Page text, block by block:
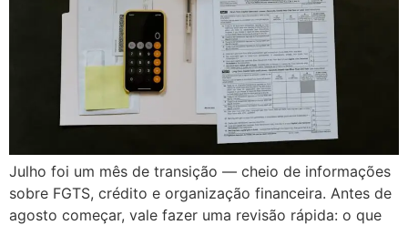
Julho foi um mês de transição — cheio de informações
sobre FGTS, crédito e organização financeira. Antes de
agosto começar, vale fazer uma revisão rápida: o que